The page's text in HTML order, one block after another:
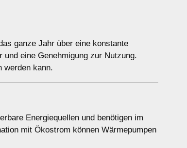
ganze Jahr über eine konstante
eine Genehmigung zur Nutzung.
werden kann.
Energiequellen und benötigen im
mit Ökostrom können Wärmepumpen